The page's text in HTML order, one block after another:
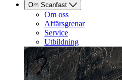
Om Scanfast
Om oss
Affärsgrenar
Service
Utbildning